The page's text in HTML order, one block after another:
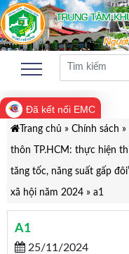
Đã kết nối EMC
Trang chủ » Chính sách »
thôn TP.HCM: thực hiện
tăng tốc, năng suất gấp
xã hội năm 2024» a1
A1
25/11/2024